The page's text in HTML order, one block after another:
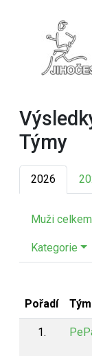
Týmy
2026
Muži celkem
Kategorie
Pořadí Tým
1.